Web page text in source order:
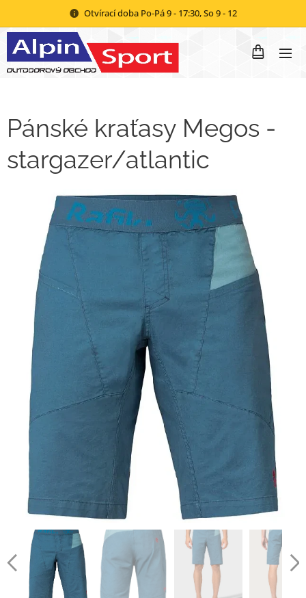
Otvírací doba Po-Pá 9 - 17:30, So 9 - 12
Pánské kraťasy Megos -
stargazer/atlantic